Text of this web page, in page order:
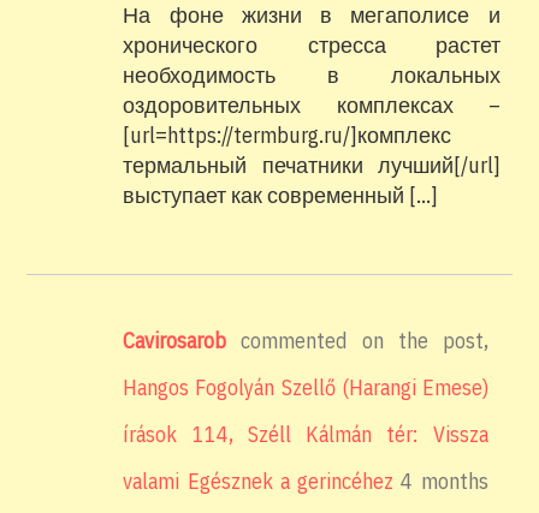
На фоне жизни в мегаполисе и
хронического стресса растет
необходимость в локальных
оздоровительных комплексах –
[url=https://termburg.ru/]комплекс
термальный печатники лучший[/url]
выступает как современный […]
Cavirosarob commented on the post,
Hangos Fogolyán Szellő (Harangi Emese)
írások 114, Széll Kálmán tér: Vissza
valami Egésznek a gerincéhez 4 months